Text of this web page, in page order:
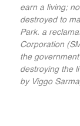
earn a living;
destroyed to
Park. a
Corporation
the
destroying the
by Viggo